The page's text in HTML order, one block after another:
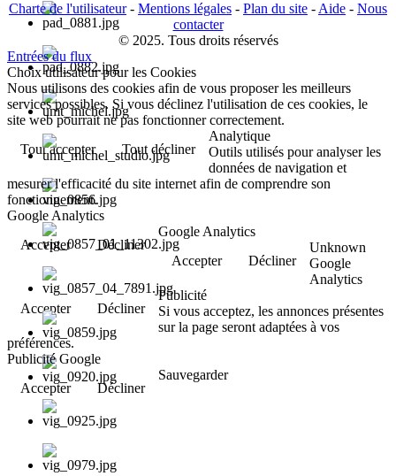
Charte de l'utilisateur- Mentions légales - Plan du site - Aide - Nous
contacter
© 2025. Tous droits réservés
Entrées du flux
Choix utilisateur pour les Cookies
Nous utilisons des cookies afin de vous proposer les meilleurs
services possibles. Si vous déclinez l'utilisation de ces cookies, le
site web pourrait ne pas fonctionner correctement.
Tout accepter
Tout décliner
Analytique
Outils utilisés pour analyser les
données de navigation et
mesurer l'efficacité du site internet afin de comprendre son
fonctionnement.
Google Analytics
Accepter
Décliner
Google Analytics
Accepter
Décliner
Unknown
Google
Analytics
Accepter
Décliner
Publicité
Si vous acceptez, les annonces présentes
sur la page seront adaptées à vos
préférences.
Publicité Google
Accepter
Décliner
Sauvegarder